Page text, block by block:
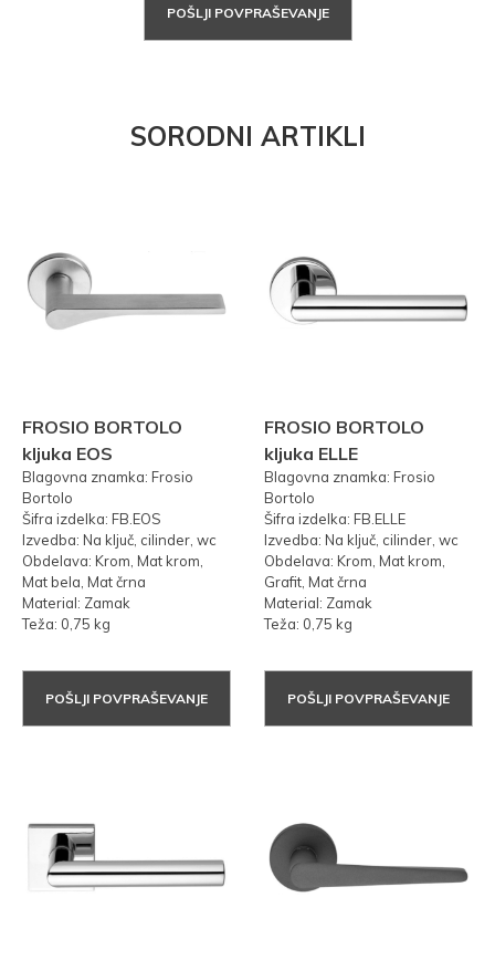
POŠLJI POVPRAŠEVANJE
SORODNI ARTIKLI
FROSIO BORTOLO
kljuka EOS
Blagovna znamka: Frosio
Bortolo
Šifra izdelka: FB.EOS
Izvedba: Na ključ, cilinder, wc
Obdelava: Krom, Mat krom,
Mat bela, Mat črna
Material: Zamak
Teža: 0,75 kg
POŠLJI POVPRAŠEVANJE
FROSIO BORTOLO
kljuka ELLE
Blagovna znamka: Frosio
Bortolo
Šifra izdelka: FB.ELLE
Izvedba: Na ključ, cilinder, wc
Obdelava: Krom, Mat krom,
Grafit, Mat črna
Material: Zamak
Teža: 0,75 kg
POŠLJI POVPRAŠEVANJE